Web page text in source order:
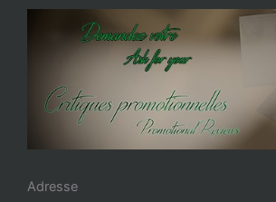
Adresse